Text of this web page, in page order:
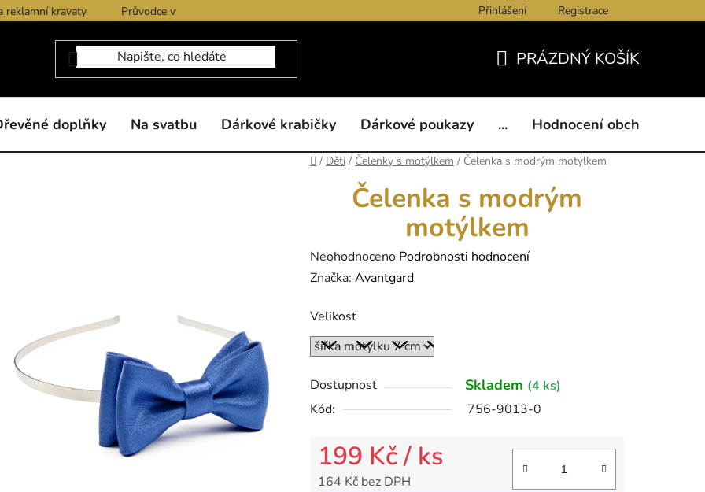
reklamní kravaty Průvodce výběrem produktů Kontakty Obchodní podmínky
Přihlášení Registrace
KOŠÍK
PRÁZDNÝ KOŠÍK
doplňky Na svatbu Dárkové krabičky Dárkové poukazy ... Hodnocení obchodu
Domů
/ Děti / Čelenky s motýlkem / Čelenka s modrým motýlkem
Čelenka s modrým
motýlkem
Průměrné
hodnocení
je
0,0
z
5
hvězdiček.
Neohodnoceno Podrobnosti hodnocení
Značka: Avantgard
Velikost
Dostupnost Skladem (4 ks)
Kód:
756-9013-0
199 Kč/ ks
164 Kč bez DPH